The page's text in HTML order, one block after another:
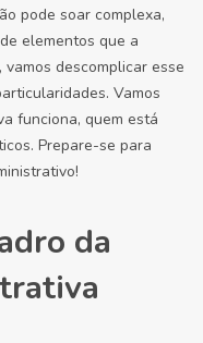
pode soar complexa,
elementos que a
descomplicar esse
Vamos
funciona, quem está
Prepare-se para
da